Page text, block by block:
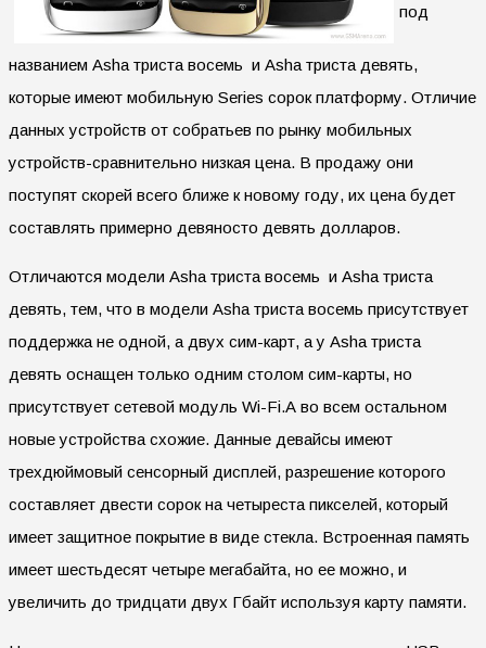
под
названием Asha триста восемь и Asha триста девять,
которые имеют мобильную Series сорок платформу. Отличие
данных устройств от собратьев по рынку мобильных
устройств-сравнительно низкая цена. В продажу они
поступят скорей всего ближе к новому году, их цена будет
составлять примерно девяносто девять долларов.
Отличаются модели Asha триста восемь и Asha триста
девять, тем, что в модели Asha триста восемь присутствует
поддержка не одной, а двух сим-карт, а у Asha триста
девять оснащен только одним столом сим-карты, но
присутствует сетевой модуль Wi-Fi.А во всем остальном
новые устройства схожие. Данные девайсы имеют
трехдюймовый сенсорный дисплей, разрешение которого
составляет двести сорок на четыреста пикселей, который
имеет защитное покрытие в виде стекла. Встроенная память
имеет шестьдесят четыре мегабайта, но ее можно, и
увеличить до тридцати двух Гбайт используя карту памяти.